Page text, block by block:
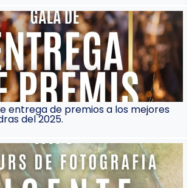
entrega de premios a los mejores
del 2025.